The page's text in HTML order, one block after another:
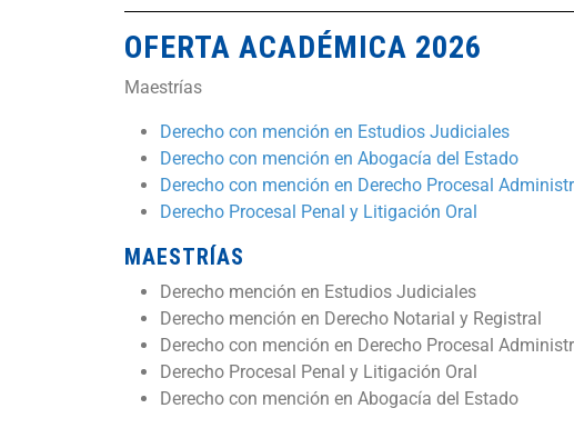
OFERTA ACADÉMICA 2026
Maestrías
Derecho con mención en Estudios Judiciales
Derecho con mención en Abogacía del Estado
Derecho con mención en Derecho Procesal
Derecho Procesal Penal y Litigación Oral
MAESTRÍAS
Derecho mención en Estudios Judiciales
Derecho mención en Derecho Notarial y Registral
Derecho con mención en Derecho Procesal
Derecho Procesal Penal y Litigación Oral
Derecho con mención en Abogacía del Estado